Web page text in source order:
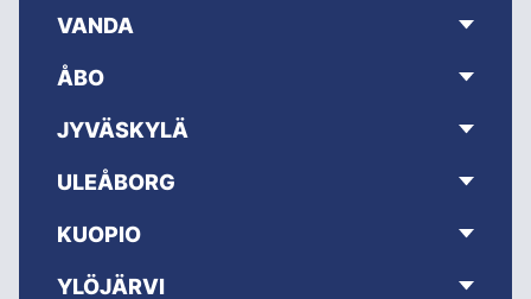
VANDA
ÅBO
JYVÄSKYLÄ
ULEÅBORG
KUOPIO
YLÖJÄRVI